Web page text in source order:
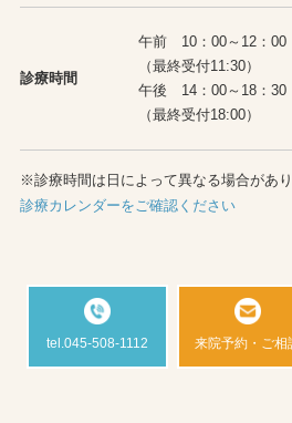
診療時間
午前 10：00～12：00
（最終受付11:30）
午後 14：00～18：30
（最終受付18:00）
※診療時間は日によって異なる場合があり
診療カレンダーをご確認ください
tel.045-508-1112 来院予約・ご相